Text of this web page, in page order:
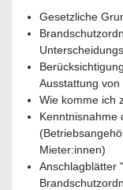
Gesetzliche
Ausstattung
Wie komme ich
Kenntnisnahme
Mieter:innen)
Anschlagblätter